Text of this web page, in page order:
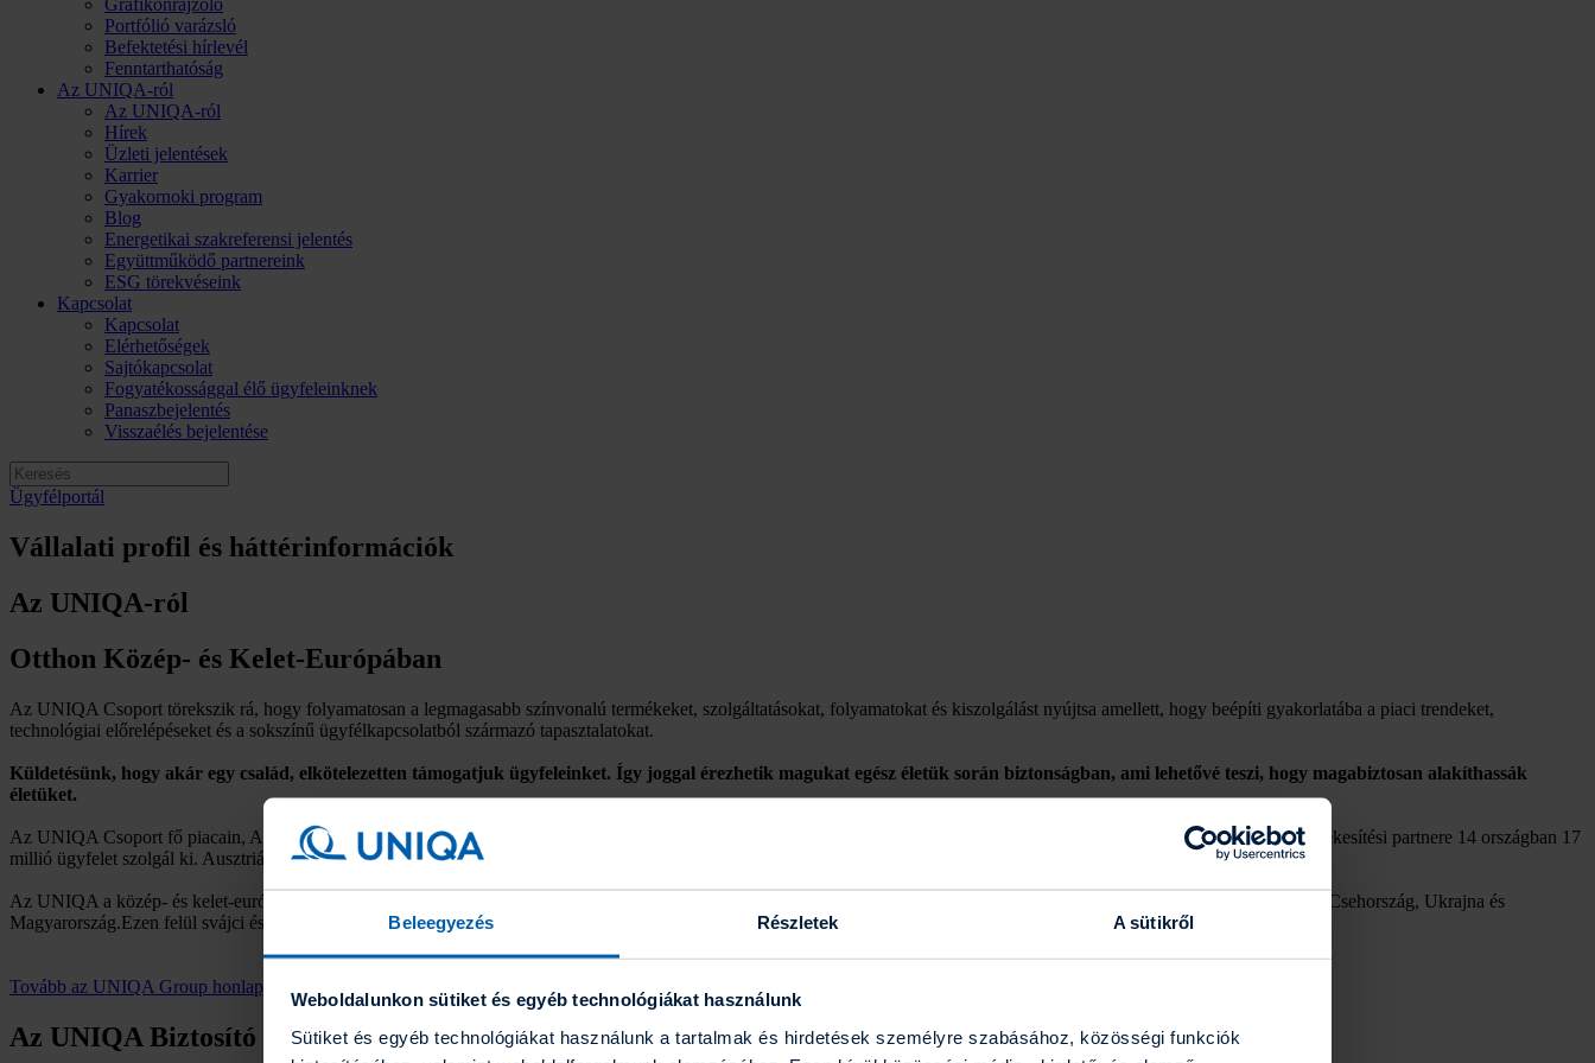
Beleegyezés Részletek A sütikről
Weboldalunkon sütiket és egyéb technológiákat használunk
Sütiket és egyéb technológiákat használunk a tartalmak és hirdetések személyre szabásához, közösségi funkciók
Grafikonrajzoló
Portfólió varázsló
Befektetési hírlevél
Fenntarthatóság
Az UNIQA-ról
Az UNIQA-ról
Hírek
Üzleti jelentések
Karrier
Gyakornoki program
Blog
Energetikai szakreferensi jelentés
Együttműködő partnereink
ESG törekvéseink
Kapcsolat
Kapcsolat
Elérhetőségek
Sajtókapcsolat
Fogyatékossággal élő ügyfeleinknek
Panaszbejelentés
Visszaélés bejelentése
Ügyfélportál
Vállalati profil és háttérinformációk
Az UNIQA-ról
Otthon Közép- és Kelet-Európában
Az UNIQA Csoport törekszik rá, hogy folyamatosan a legmagasabb színvonalú termékeket, szolgáltatásokat, folyamatokat és kiszolgálást nyújtsa amellett, hogy beépíti gyakorlatába a piaci trendeket,
technológiai előrelépéseket és a sokszínű ügyfélkapcsolatból származó tapasztalatokat.
Küldetésünk, hogy akár egy család, elkötelezetten támogatjuk ügyfeleinket. Így joggal érezhetik magukat egész életük során biztonságban, ami lehetővé teszi, hogy magabiztosan alakíthassák
életüket.
Az UNIQA Csoport fő piacain, Ausztriában, valamint Közép- és Kelet-Európában a piacvezető biztosítótársaságok közé tartozik. Mintegy 20 000 munkatársa és kizárólagos értékesítési partnere 14 országban 17
millió ügyfelet szolgál ki. Ausztriában közel 21%-os piaci részesedésével az UNIQA a második legnagyobb biztosítótársaság.
Az UNIQA a közép- és kelet-európai régió 11 országában van jelen: Bosznia-Hercegovina, Bulgária, Horvátország, Montenegró, Lengyelország, Románia, Szerbia, Szlovákia, Csehország, Ukrajna és
Magyarország.Ezen felül svájci és liechtensteini leányvállalatok is tartoznak az UNIQA csoporthoz.
Tovább az UNIQA Group honlapjára
Az UNIQA Biztosító Magyarországon